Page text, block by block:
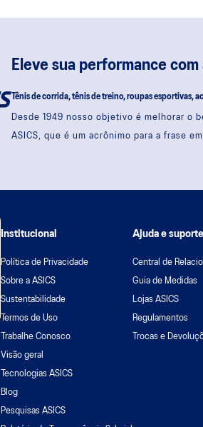
Eleve sua performance com
Tênis de corrida, tênis de treino, roupas esportivas,
Desde 1949 nosso objetivo é melhorar o
ASICS, que é um acrônimo para a frase
Institucional
Política de Privacidade
Sobre a ASICS
Sustentabilidade
Termos de Uso
Trabalhe Conosco
Visão geral
Tecnologias ASICS
Blog
Pesquisas ASICS
Ajuda e suporte
Central de
Guia de Medidas
Lojas ASICS
Regulamentos
Trocas e